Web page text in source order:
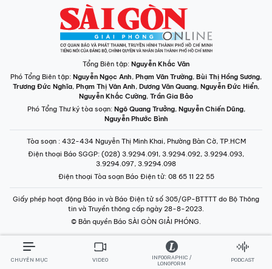
Tổng Biên tập: Nguyễn Khắc Văn
Phó Tổng Biên tập: Nguyễn Ngọc Anh, Phạm Văn Trường, Bùi Thị Hồng Sương,
Trương Đức Nghĩa, Phạm Thị Vân Anh, Dương Văn Quang, Nguyễn Đức Hiển,
Nguyễn Khắc Cường, Trần Gia Bảo
Phó Tổng Thư ký tòa soạn: Ngô Quang Trưởng, Nguyễn Chiến Dũng,
Nguyễn Phước Bình
Tòa soạn : 432-434 Nguyễn Thị Minh Khai, Phường Bàn Cờ, TP.HCM
Điện thoại Báo SGGP: (028) 3.9294.091, 3.9294.092, 3.9294.093,
3.9294.097, 3.9294.098
Điện thoại Tòa soạn Báo Điện tử: 08 65 11 22 55
Giấy phép hoạt động Báo in và Báo Điện tử số 305/GP-BTTTT do Bộ Thông
tin và Truyền thông cấp ngày 28-8-2023.
© Bản quyền Báo SÀI GÒN GIẢI PHÓNG.
CHUYÊN MỤC VIDEO
INFOGRAPHIC /
LONGFORM
PODCAST